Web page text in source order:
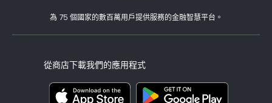
為 75 個國家的數百萬用戶提供服務的金融智慧平台。
從商店下載我們的應用程式
用戶端漏洞
我們的辦事處
風險揭露
關鍵資訊文件
投訴資料（FCA 客戶）
投資保險